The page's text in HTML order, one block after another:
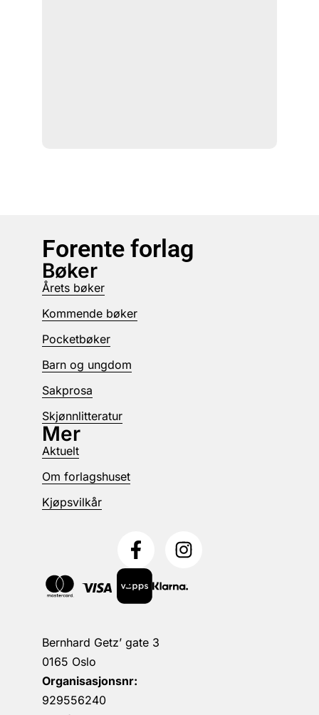
Forente forlag
Bernhard Getz’ gate 3
0165 Oslo
Organisasjonsnr:
929556240
Bøker
Årets bøker
Kommende bøker
Pocketbøker
Barn og ungdom
Sakprosa
Skjønnlitteratur
Mer
Aktuelt
Om forlagshuset
Kjøpsvilkår